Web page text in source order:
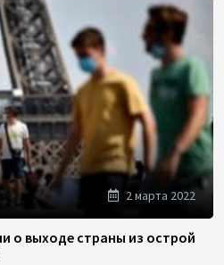
2 марта 2022
о выходе страны из острой